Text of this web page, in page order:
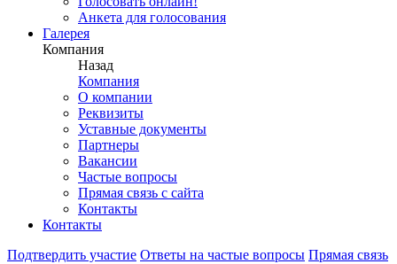
Анкета для голосования
Галерея
Компания
Назад
Компания
О компании
Реквизиты
Уставные документы
Партнеры
Вакансии
Частые вопросы
Прямая связь с сайта
Контакты
Контакты
Подтвердить участие Ответы на частые вопросы Прямая связь